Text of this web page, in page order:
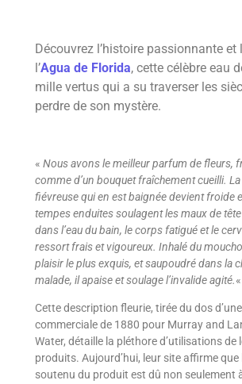
Découvrez l’histoire passionnante et
l’Agua de Florida, cette célèbre eau
mille vertus qui a su traverser les
perdre de son mystère.
«Nous avons le meilleur parfum de fleurs,
comme d’un bouquet fraîchement cueilli.
fiévreuse qui en est baignée devient froide
tempes enduites soulagent les maux de
dans l’eau du bain, le corps fatigué et le
ressort frais et vigoureux. Inhalé du
plaisir le plus exquis, et saupoudré dans la
malade, il apaise et soulage l’invalide agité.«
Cette description fleurie, tirée du dos
commerciale de 1880 pour Murray and
Water, détaille la pléthore d’utilisations de
produits. Aujourd’hui, leur site affirme que
soutenu du produit est dû non seulement